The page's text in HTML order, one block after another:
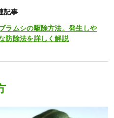
記事
ラムシの駆除方法。発生しや
防除法を詳しく解説